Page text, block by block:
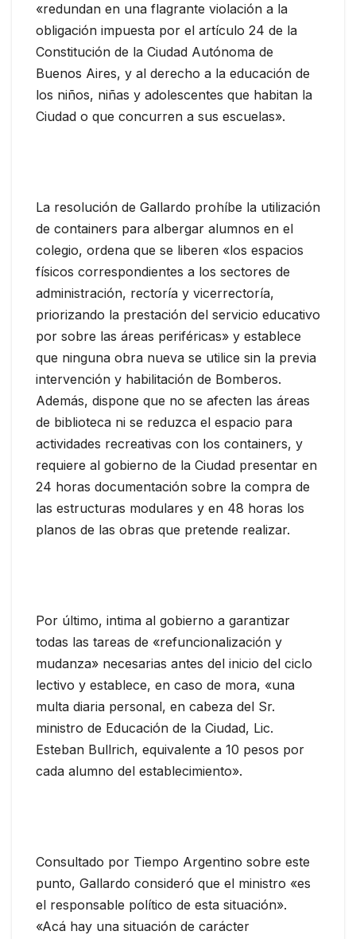
«redundan en una flagrante violación a la
obligación impuesta por el artículo 24 de la
Constitución de la Ciudad Autónoma de
Buenos Aires, y al derecho a la educación de
los niños, niñas y adolescentes que habitan la
Ciudad o que concurren a sus escuelas».
La resolución de Gallardo prohíbe la utilización
de containers para albergar alumnos en el
colegio, ordena que se liberen «los espacios
físicos correspondientes a los sectores de
administración, rectoría y vicerrectoría,
priorizando la prestación del servicio educativo
por sobre las áreas periféricas» y establece
que ninguna obra nueva se utilice sin la previa
intervención y habilitación de Bomberos.
Además, dispone que no se afecten las áreas
de biblioteca ni se reduzca el espacio para
actividades recreativas con los containers, y
requiere al gobierno de la Ciudad presentar en
24 horas documentación sobre la compra de
las estructuras modulares y en 48 horas los
planos de las obras que pretende realizar.
Por último, intima al gobierno a garantizar
todas las tareas de «refuncionalización y
mudanza» necesarias antes del inicio del ciclo
lectivo y establece, en caso de mora, «una
multa diaria personal, en cabeza del Sr.
ministro de Educación de la Ciudad, Lic.
Esteban Bullrich, equivalente a 10 pesos por
cada alumno del establecimiento».
Consultado por Tiempo Argentino sobre este
punto, Gallardo consideró que el ministro «es
el responsable político de esta situación».
«Acá hay una situación de carácter